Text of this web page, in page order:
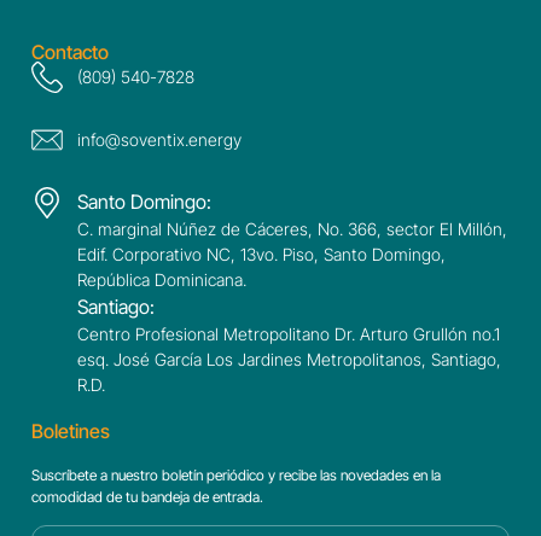
Contacto
(809) 540-7828
info@soventix.energy
Santo Domingo:
C. marginal Núñez de Cáceres, No. 366, sector El Millón,
Edif. Corporativo NC, 13vo. Piso, Santo Domingo,
República Dominicana.
Santiago:
Centro Profesional Metropolitano Dr. Arturo Grullón no.1
esq. José García Los Jardines Metropolitanos, Santiago,
R.D.
Boletines
Suscríbete a nuestro boletín periódico y recibe las novedades en la
comodidad de tu bandeja de entrada.